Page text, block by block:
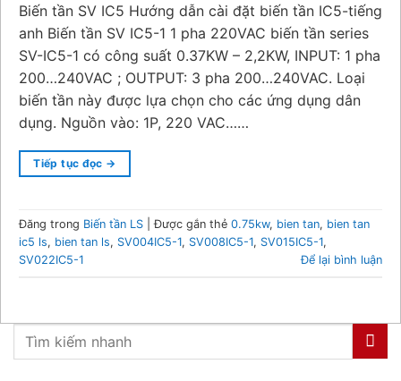
Biến tần SV IC5 Hướng dẫn cài đặt biến tần IC5-tiếng
anh Biến tần SV IC5-1 1 pha 220VAC biến tần series
SV-IC5-1 có công suất 0.37KW – 2,2KW, INPUT: 1 pha
200…240VAC ; OUTPUT: 3 pha 200…240VAC. Loại
biến tần này được lựa chọn cho các ứng dụng dân
dụng. Nguồn vào: 1P, 220 VAC……
Tiếp tục đọc →
Đăng trong Biến tần LS |Được gắn thẻ 0.75kw, bien tan, bien tan
ic5 ls, bien tan ls, SV004IC5-1, SV008IC5-1, SV015IC5-1,
SV022IC5-1
Để lại bình luận